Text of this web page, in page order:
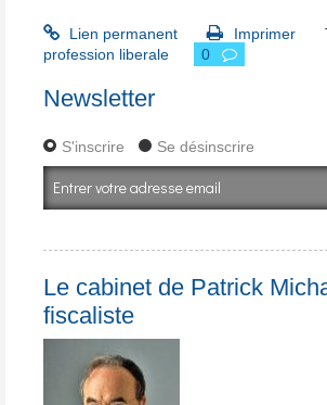
Lien permanent Imprimer
profession liberale
0
Newsletter
S'inscrire Se désinscrire
Le cabinet de Patrick
fiscaliste